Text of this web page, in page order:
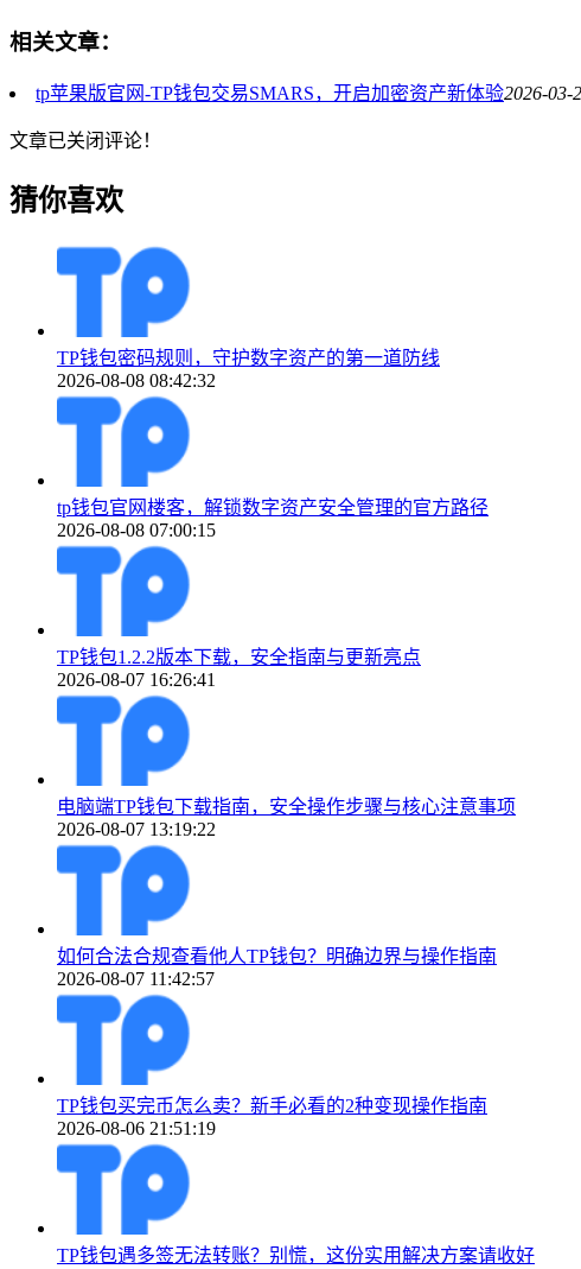
相关文章：
tp苹果版官网-TP钱包交易SMARS，开启加密资产新体验2026-03-
文章已关闭评论！
猜你喜欢
TP钱包密码规则，守护数字资产的第一道防线
2026-08-08 08:42:32
tp钱包官网楼客，解锁数字资产安全管理的官方路径
2026-08-08 07:00:15
TP钱包1.2.2版本下载，安全指南与更新亮点
2026-08-07 16:26:41
电脑端TP钱包下载指南，安全操作步骤与核心注意事项
2026-08-07 13:19:22
如何合法合规查看他人TP钱包？明确边界与操作指南
2026-08-07 11:42:57
TP钱包买完币怎么卖？新手必看的2种变现操作指南
2026-08-06 21:51:19
TP钱包遇多签无法转账？别慌，这份实用解决方案请收好